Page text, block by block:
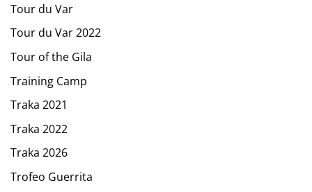
Tour du Var
Tour du Var 2022
Tour of the Gila
Training Camp
Traka 2021
Traka 2022
Traka 2026
Trofeo Guerrita